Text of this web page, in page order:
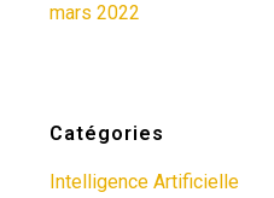
mars 2022
Catégories
Intelligence Artificielle